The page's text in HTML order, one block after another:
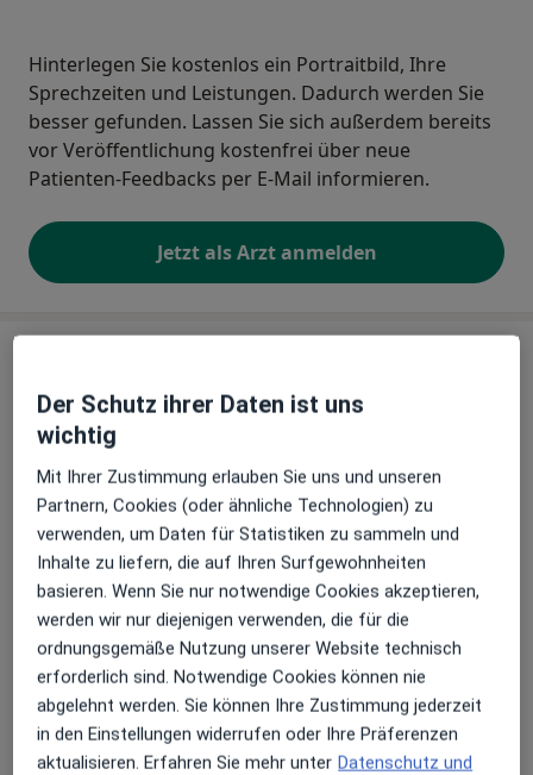
Hinterlegen Sie kostenlos ein Portraitbild, Ihre
Sprechzeiten und Leistungen. Dadurch werden Sie
besser gefunden. Lassen Sie sich außerdem bereits
vor Veröffentlichung kostenfrei über neue
Patienten-Feedbacks per E-Mail informieren.
Jetzt als Arzt anmelden
Praxis Dr. med. Nicole Horvat Fachärztin
für Physikalische und Rehabilitative
Medizin
Hamburger Str. 68,24568 Kaltenkirchen
Zu Google Mapsöffnet in einer neuen
Verfügbarkeit
Dr. med. Nicole Horvat bietet an diesem Standort
über Jameda keine Online-Terminbuchung an
Zahlungsmodalitäten (private Besuche)
Der Schutz ihrer Daten ist uns
wichtig
Mit Ihrer Zustimmung erlauben Sie uns und unseren
Partnern, Cookies (oder ähnliche Technologien) zu
verwenden, um Daten für Statistiken zu sammeln und
Inhalte zu liefern, die auf Ihren Surfgewohnheiten
basieren. Wenn Sie nur notwendige Cookies akzeptieren,
werden wir nur diejenigen verwenden, die für die
ordnungsgemäße Nutzung unserer Website technisch
erforderlich sind. Notwendige Cookies können nie
abgelehnt werden. Sie können Ihre Zustimmung jederzeit
in den Einstellungen widerrufen oder Ihre Präferenzen
aktualisieren. Erfahren Sie mehr unter Datenschutz und